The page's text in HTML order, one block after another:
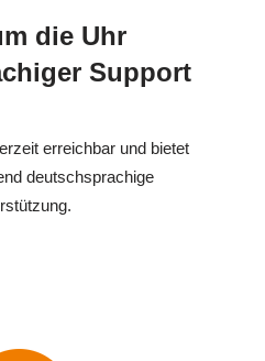
die Uhr
Support
erreichbar und bietet
deutschsprachige